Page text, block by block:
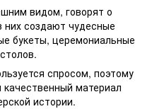
видом, говорят о
них создают чудесные
букеты, церемониальные
спросом, поэтому
материал
истории.